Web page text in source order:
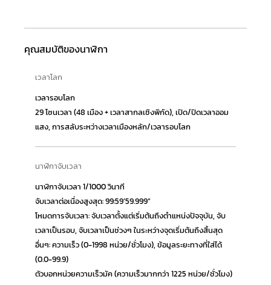
คุณสมบัติของนาฬิกา
เวลาโลก
เวลารอบโลก
29 โซนเวลา (48 เมือง + เวลาสากลเชิงพิกัด), เปิด/ปิดเวลาออม
แสง, การสลับระหว่างเวลาเมืองหลัก/เวลารอบโลก
นาฬิกาจับเวลา
นาฬิกาจับเวลา 1/1000 วินาที
จับเวลาต่อเนื่องสูงสุด: 99:59’59.999”
โหมดการจับเวลา: จับเวลาตั้งแต่เริ่มต้นถึงตำแหน่งปัจจุบัน, จับ
เวลาเป็นรอบ, จับเวลาเป็นช่วงๆ ในระหว่างจุดเริ่มต้นถึงสิ้นสุด
อื่นๆ: ความเร็ว (0-1998 หน่วย/ชั่วโมง), ข้อมูลระยะทางที่ใส่ได้
(0.0-99.9)
ตัวบอกหน่วยความเร็วมัค (ความเร็วมากกว่า 1225 หน่วย/ชั่วโมง)